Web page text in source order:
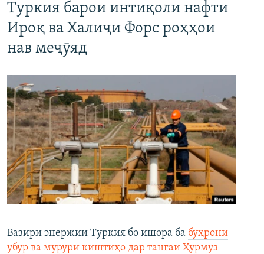
Туркия барои интиқоли нафти
Ироқ ва Халиҷи Форс роҳҳои
нав меҷӯяд
Вазири энержии Туркия бо ишора ба бӯҳрони
убур ва мурури киштиҳо дар тангаи Ҳурмуз